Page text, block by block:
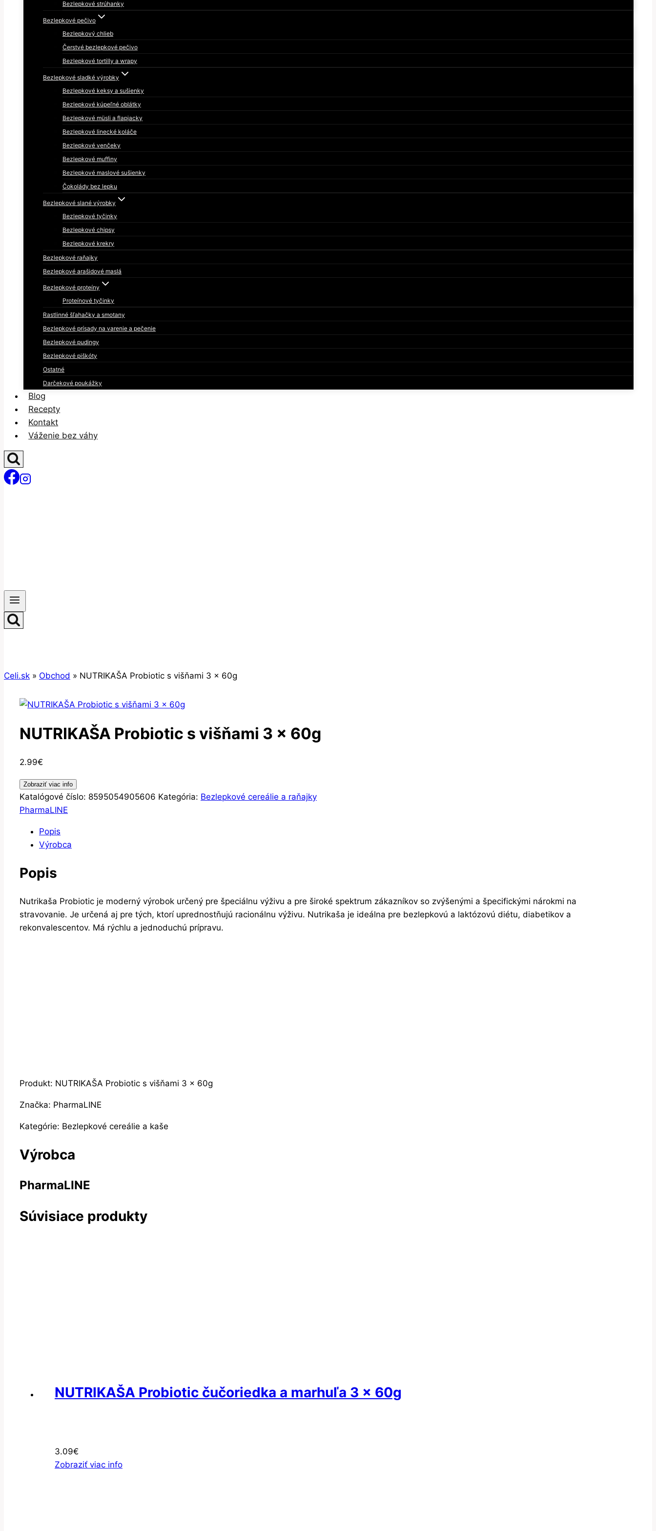
Bezlepkové strúhanky
Bezlepkové pečivo
Bezlepkový chlieb
Čerstvé bezlepkové pečivo
Bezlepkové tortilly a wrapy
Bezlepkové sladké výrobky
Bezlepkové keksy a sušienky
Bezlepkové kúpeľné oblátky
Bezlepkové müsli a flapjacky
Bezlepkové linecké koláče
Bezlepkové venčeky
Bezlepkové muffiny
Bezlepkové maslové sušienky
Čokolády bez lepku
Bezlepkové slané výrobky
Bezlepkové tyčinky
Bezlepkové chipsy
Bezlepkové krekry
Bezlepkové raňajky
Bezlepkové arašidové maslá
Bezlepkové proteíny
Proteínové tyčinky
Rastlinné šľahačky a smotany
Bezlepkové prísady na varenie a pečenie
Bezlepkové pudingy
Bezlepkové piškóty
Ostatné
Darčekové poukážky
Blog
Recepty
Kontakt
Váženie bez váhy
Celi.sk » Obchod » NUTRIKAŠA Probiotic s višňami 3 x 60g
NUTRIKAŠA Probiotic s višňami 3 x 60g
2.99€
Zobraziť viac info
Katalógové číslo: 8595054905606 Kategória: Bezlepkové cereálie a raňajky
PharmaLINE
Popis
Výrobca
Popis
Nutrikaša Probiotic je moderný výrobok určený pre špeciálnu výživu a pre široké spektrum zákazníkov so zvýšenými a špecifickými nárokmi na
stravovanie. Je určená aj pre tých, ktorí uprednostňujú racionálnu výživu. Nutrikaša je ideálna pre bezlepkovú a laktózovú diétu, diabetikov a
rekonvalescentov. Má rýchlu a jednoduchú prípravu.
Produkt: NUTRIKAŠA Probiotic s višňami 3 x 60g
Značka: PharmaLINE
Kategórie: Bezlepkové cereálie a kaše
Výrobca
PharmaLINE
Súvisiace produkty
NUTRIKAŠA Probiotic čučoriedka a marhuľa 3 x 60g
3.09€
Zobraziť viac info